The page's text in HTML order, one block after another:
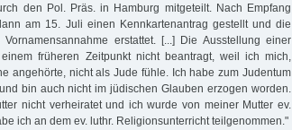
den Pol. Präs. in Hamburg mitgeteilt. Nach Empfang
am 15. Juli einen Kennkartenantrag gestellt und die
erstattet. [...] Die Ausstellung einer
früheren Zeitpunkt nicht beantragt, weil ich mich,
angehörte, nicht als Jude fühle. Ich habe zum Judentum
bin auch nicht im jüdischen Glauben erzogen worden.
nicht verheiratet und ich wurde von meiner Mutter ev.
ich an dem ev. luthr. Religionsunterricht teilgenommen."